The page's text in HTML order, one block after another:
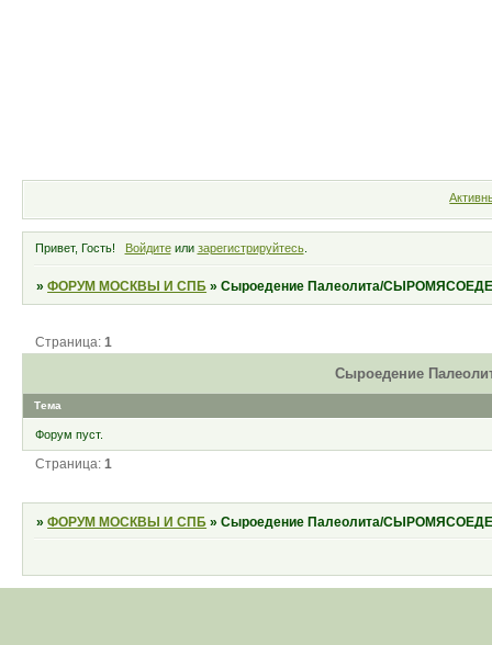
Привет, Гость! Войдитеили зарегистрируйтесь.
»ФОРУМ МОСКВЫ И СПБ »Cыроедение Палеолита/
Cыроедение
Страница:1
Тема
Форум пуст.
Страница:1
»ФОРУМ МОСКВЫ И СПБ »Cыроедение Палеолита/